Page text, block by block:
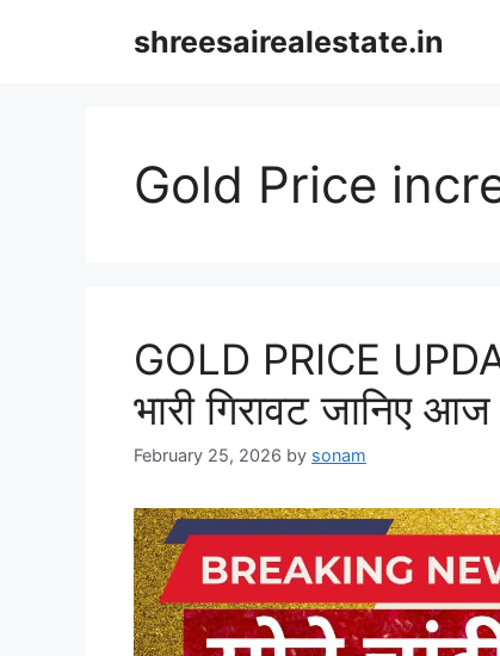
shreesairealestate.in
Gold Price
GOLD PRICE
भारी गिरावट जानिए
February 25, 2026 by sonam